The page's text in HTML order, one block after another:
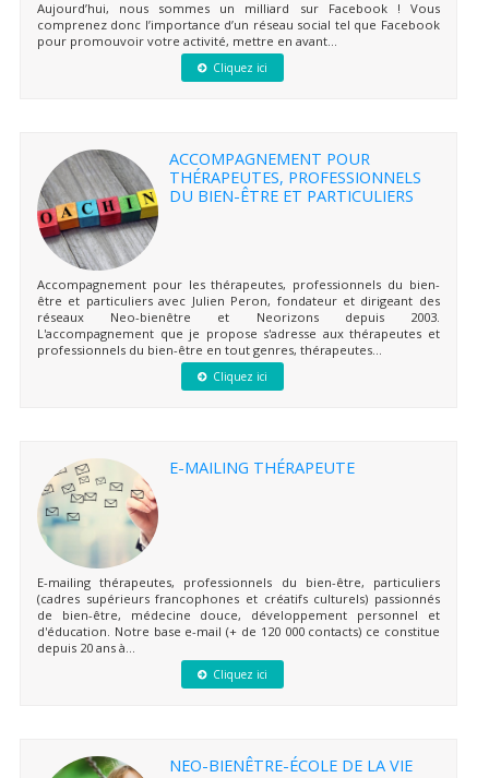
Aujourd’hui, nous sommes un milliard sur Facebook ! Vous
comprenez donc l’importance d’un réseau social tel que Facebook
pour promouvoir votre activité, mettre en avant...
Cliquez ici
ACCOMPAGNEMENT POUR
THÉRAPEUTES, PROFESSIONNELS
DU BIEN-ÊTRE ET PARTICULIERS
Accompagnement pour les thérapeutes, professionnels du bien-
être et particuliers avec Julien Peron, fondateur et dirigeant des
réseaux Neo-bienêtre et Neorizons depuis 2003.
L'accompagnement que je propose s'adresse aux thérapeutes et
professionnels du bien-être en tout genres, thérapeutes...
Cliquez ici
E-MAILING THÉRAPEUTE
E-mailing thérapeutes, professionnels du bien-être, particuliers
(cadres supérieurs francophones et créatifs culturels) passionnés
de bien-être, médecine douce, développement personnel et
d'éducation. Notre base e-mail (+ de 120 000 contacts) ce constitue
depuis 20 ans à...
Cliquez ici
NEO-BIENÊTRE-ÉCOLE DE LA VIE